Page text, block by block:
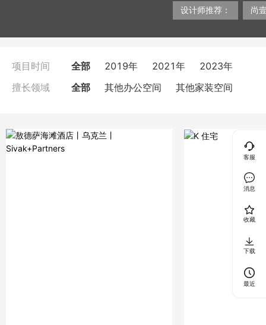
喜欢设计和实施
咖啡馆。
设计师推荐： 尚
项目时间 全部 2019年 2021年 2023年
擅长领域 全部 其他办公空间 其他家装空间
客服
消息
收藏
下载
最近